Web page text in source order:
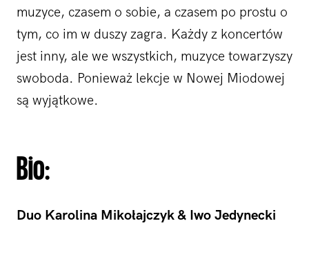
muzyce, czasem o sobie, a czasem po prostu o
tym, co im w duszy zagra. Każdy z koncertów
jest inny, ale we wszystkich, muzyce towarzyszy
swoboda. Ponieważ lekcje w Nowej Miodowej
są wyjątkowe.
Bio:
Duo Karolina Mikołajczyk & Iwo Jedynecki